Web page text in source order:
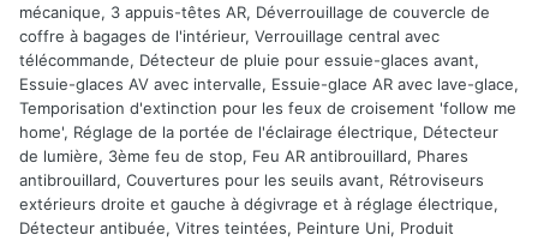
mécanique, 3 appuis-têtes AR, Déverrouillage de couvercle de
coffre à bagages de l'intérieur, Verrouillage central avec
télécommande, Détecteur de pluie pour essuie-glaces avant,
Essuie-glaces AV avec intervalle, Essuie-glace AR avec lave-glace,
Temporisation d'extinction pour les feux de croisement 'follow me
home', Réglage de la portée de l'éclairage électrique, Détecteur
de lumière, 3ème feu de stop, Feu AR antibrouillard, Phares
antibrouillard, Couvertures pour les seuils avant, Rétroviseurs
extérieurs droite et gauche à dégivrage et à réglage électrique,
Détecteur antibuée, Vitres teintées, Peinture Uni, Produit